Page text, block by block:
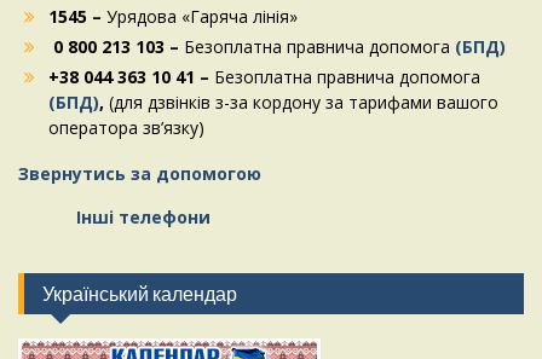
1545 – Урядова «Гаряча лінія»
0 800 213 103 – Безоплатна правнича допомога (БПД)
+38 044 363 10 41 – Безоплатна правнича допомога
(БПД), (для дзвінків з-за кордону за тарифами вашого
оператора зв’язку)
Звернутись за допомогою
Інші телефони
Український календар